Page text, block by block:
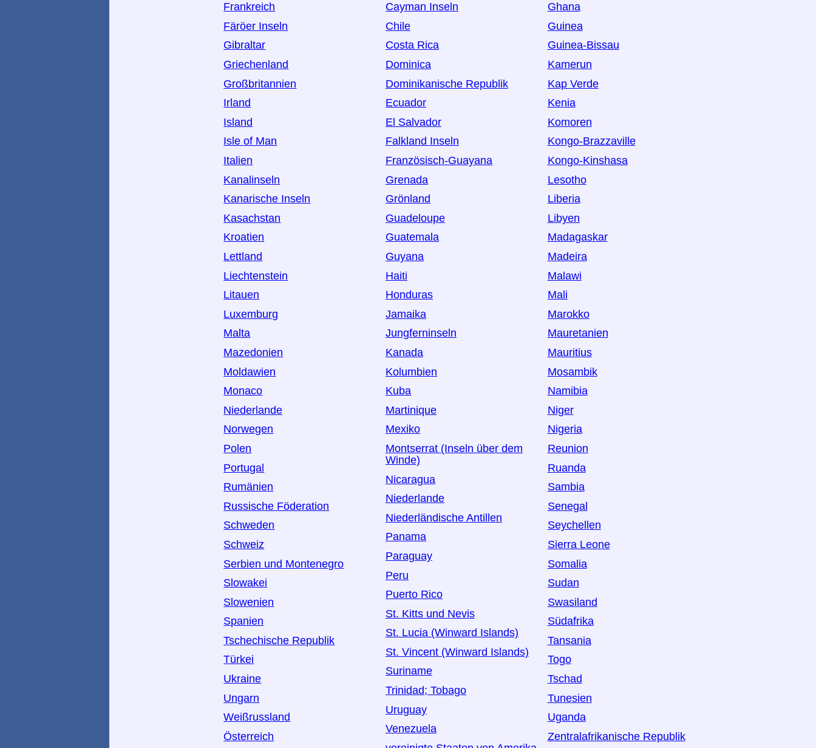
Frankreich
Färöer Inseln
Gibraltar
Griechenland
Großbritannien
Irland
Island
Isle of Man
Italien
Kanalinseln
Kanarische Inseln
Kasachstan
Kroatien
Lettland
Liechtenstein
Litauen
Luxemburg
Malta
Mazedonien
Moldawien
Monaco
Niederlande
Norwegen
Polen
Portugal
Rumänien
Russische Föderation
Schweden
Schweiz
Serbien und Montenegro
Slowakei
Slowenien
Spanien
Tschechische Republik
Türkei
Ukraine
Ungarn
Weißrussland
Österreich
Cayman Inseln
Chile
Costa Rica
Dominica
Dominikanische Republik
Ecuador
El Salvador
Falkland Inseln
Französisch-Guayana
Grenada
Grönland
Guadeloupe
Guatemala
Guyana
Haiti
Honduras
Jamaika
Jungferninseln
Kanada
Kolumbien
Kuba
Martinique
Mexiko
Montserrat (Inseln über dem
Winde)
Nicaragua
Niederlande
Niederländische Antillen
Panama
Paraguay
Peru
Puerto Rico
St. Kitts und Nevis
St. Lucia (Winward Islands)
St. Vincent (Winward Islands)
Suriname
Trinidad; Tobago
Uruguay
Venezuela
Ghana
Guinea
Guinea-Bissau
Kamerun
Kap Verde
Kenia
Komoren
Kongo-Brazzaville
Kongo-Kinshasa
Lesotho
Liberia
Libyen
Madagaskar
Madeira
Malawi
Mali
Marokko
Mauretanien
Mauritius
Mosambik
Namibia
Niger
Nigeria
Reunion
Ruanda
Sambia
Senegal
Seychellen
Sierra Leone
Somalia
Sudan
Swasiland
Südafrika
Tansania
Togo
Tschad
Tunesien
Uganda
Zentralafrikanische Republik